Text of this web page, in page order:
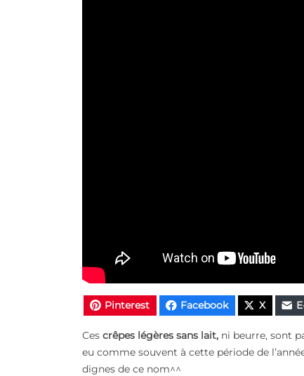
Pinterest Facebook X
Ces crêpes légères sans lait, ni beurre, sont
eu comme souvent à cette période de
dignes de ce nom^^